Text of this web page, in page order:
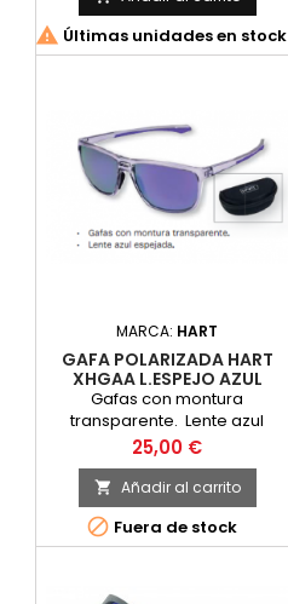
deportiva.Son flotantes e
incluyen estuche rígido rojo
de Hart, gamuza y cinta.
 Últimas unidades en stock
MARCA: HART
GAFA POLARIZADA HART
XHGAA L.ESPEJO AZUL
Gafas con montura
transparente. Lente azul
espejada.
Precio
25,00 €
 Añadir al carrito
 Fuera de stock